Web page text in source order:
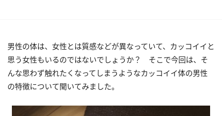
男性の体は、女性とは質感などが異なっていて、カッコイイと
思う女性もいるのではないでしょうか？ そこで今回は、そ
んな思わず触れたくなってしまうようなカッコイイ体の男性
の特徴について聞いてみました。